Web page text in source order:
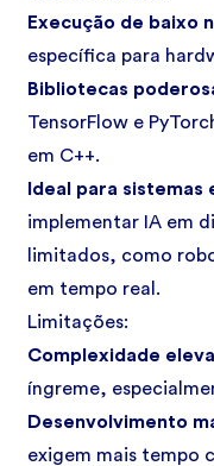
Execução de baixo
específica para
Bibliotecas
TensorFlow e
em C++.
Ideal para sistemas
implementar IA em
limitados, como
em tempo real.
Limitações:
Complexidade
íngreme,
Desenvolvimento
exigem mais tempo